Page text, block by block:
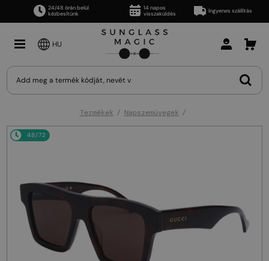
24/48 órán belül
kézbesítünk
14 napos
visszaküldés
Ingyenes szállítás
HU
Termékek Napszemüvegek
48/72